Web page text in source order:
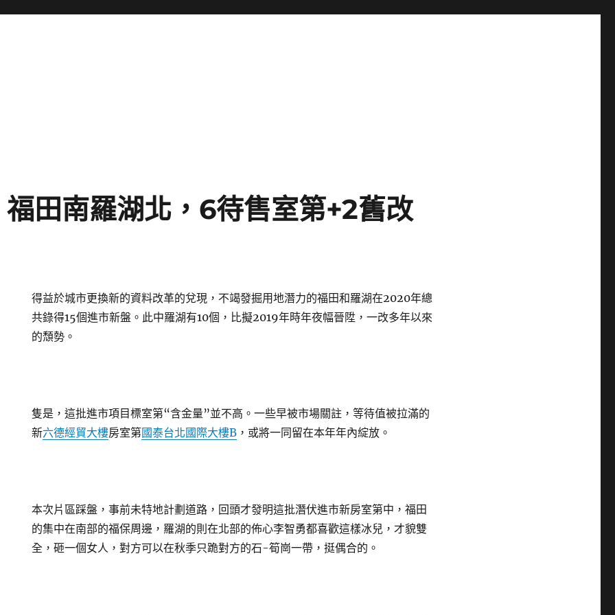
田南羅湖北，6待售室第+2舊改
得益於城市更換新的資料改革的兌現，不竭發掘用地潛力的福田和羅湖在2020年總
共錄得15個進市新盤。此中羅湖有10個，比擬2019年時年夜幅晉陞，一改多年以來
的頹勢。
隻是，這批進市項目標室第“含金量”並不高。一些早被市場關註，等待值被拉滿的
新六德經貿大樓房室第國泰台北國際大樓B ，或將一同留在本年年內綻放。
本次片區踩盤，事前未特地計劃道路，回頭才發明這批潛伏進市新房室第中，福田
的集中在南部的福保周邊，羅湖的則在北部的佈心李智勇都喜歡這樣冰兒，才貌雙
全，砸一個女人，對方可以在秋季只跪對方的石-筍崗一帶，挺偶合的。